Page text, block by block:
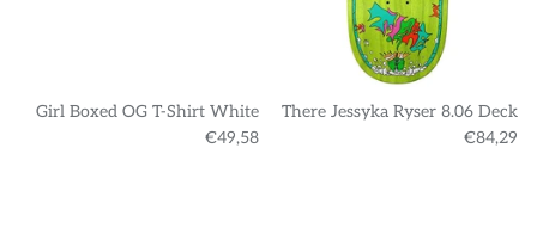
Girl Boxed OG T-Shirt White
€49,58
There Jessyka Ryser 8.06 Deck
€84,29